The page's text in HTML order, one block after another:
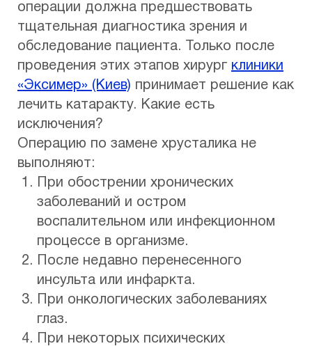
операции должна предшествовать
тщательная диагностика зрения и
обследование пациента. Только после
проведения этих этапов хирург клиники
«Эксимер» (Киев) принимает решение как
лечить катаракту. Какие есть
исключения?
Операцию по замене хрусталика не
выполняют:
При обострении хронических
заболеваний и остром
воспалительном или инфекционном
процессе в организме.
После недавно перенесенного
инсульта или инфаркта.
При онкологических заболеваниях
глаз.
При некоторых психических